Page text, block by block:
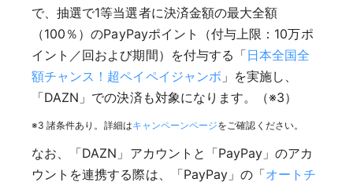
で、抽選で1等当選者に決済金額の最大全額
（100％）のPayPayポイント（付与上限：10万ポ
イント／回および期間）を付与する「日本全国全
額チャンス！超ペイペイジャンボ 」を実施し、
「DAZN」での決済も対象になります。（※3）
※3 諸条件あり。詳細はキャンペーンページをご確認ください。
なお、「DAZN」アカウントと「PayPay」のアカ
ウントを連携する際は、「PayPay」の「オートチ